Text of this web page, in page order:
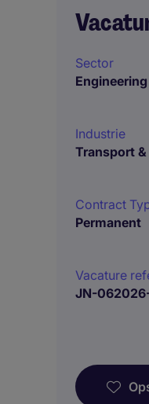
Sector
Industrie
Transport
Contract
Permanent
Vacature
JN-